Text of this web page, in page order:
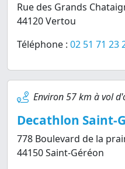
Rue des Grands
44120 Vertou
Téléphone : 02 51 71 23
Environ 57 km à vol
Decathlon Saint-
778 Boulevard de la
44150 Saint-Géréon